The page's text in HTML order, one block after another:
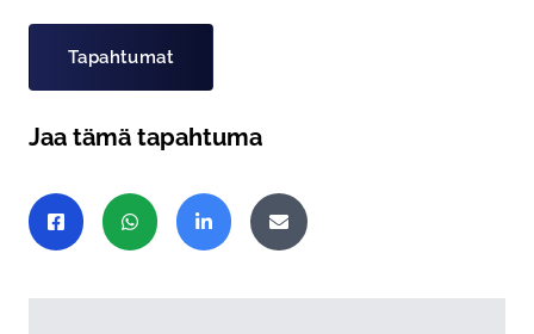
Tapahtumat
Jaa tämä tapahtuma
Jaa sivu
Jaa Facebookissa
Jaa WhatsAppissa
Jaa LinkedInissäJaa sähköpostitse